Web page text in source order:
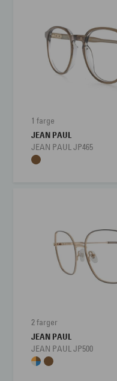
1 farge
JEAN PAUL
JEAN PAUL JP465
2 farger
JEAN PAUL
JEAN PAUL JP500